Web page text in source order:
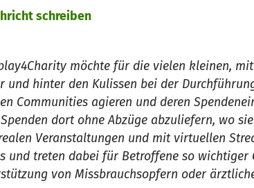
schreiben
möchte für die vielen kleinen,
und hinter den Kulissen bei der
Communities agieren und deren
dort ohne Abzüge abzuliefern, wo
Veranstaltungen und mit virtuellen
und treten dabei für Betroffene so
von Missbrauchsopfern oder